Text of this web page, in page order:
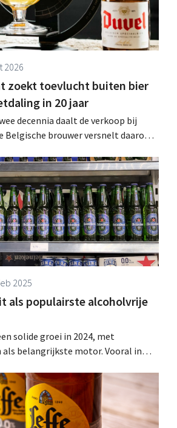
2026
zoekt toevlucht buiten bier
in 20 jaar
decennia daalt de verkoop bij
Belgische brouwer versnelt daarom
voor een energiedrankje en
.
2025
als populairste alcoholvrije
solide groei in 2024, met
belangrijkste motor. Vooral in